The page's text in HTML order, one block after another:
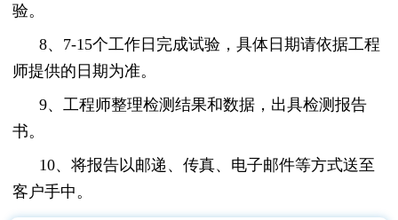
验。
8、7-15个工作日完成试验，具体日期请依据工程
师提供的日期为准。
9、工程师整理检测结果和数据，出具检测报告
书。
10、将报告以邮递、传真、电子邮件等方式送至
客户手中。